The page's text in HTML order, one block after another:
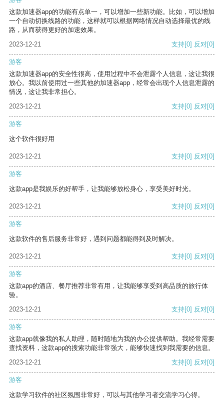
这款加速器app的功能有点单一，可以增加一些新功能。比如，可以增加
一个自动切换线路的功能，这样就可以根据网络情况自动选择最优的线
路，从而获得更好的加速效果。
2023-12-21
支持[0] 反对[0]
游客
这款加速器app的安全性很高，使用过程中不会泄露个人信息，这让我很
放心。我以前使用过一些其他的加速器app，经常会出现个人信息泄露的
情况，这让我非常担心。
2023-12-21
支持[0] 反对[0]
游客
这个软件很好用
2023-12-21 支持[0] 反对[0]
游客
这款app是我娱乐的好帮手，让我能够放松身心，享受美好时光。
2023-12-21 支持[0] 反对[0]
游客
这款软件的售后服务非常好，遇到问题都能得到及时解决。
2023-12-21 支持[0] 反对[0]
游客
这款app的酒店、餐厅推荐非常有用，让我能够享受到高品质的旅行体
验。
2023-12-21
支持[0] 反对[0]
游客
这款app就像我的私人助理，随时随地为我的办公提供帮助。我经常需要
查找资料，这款app的搜索功能非常强大，能够快速找到我需要的信息。
2023-12-21
支持[0] 反对[0]
游客
这款学习软件的社区氛围非常好，可以与其他学习者交流学习心得。